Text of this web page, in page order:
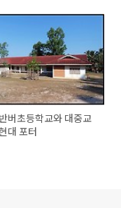
버초등학교와 대중교
대 포터